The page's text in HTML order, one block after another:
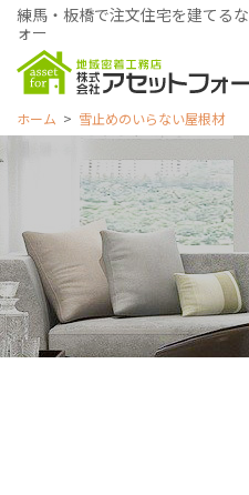
練馬・板橋で注文住宅を建てる
ォー
ホーム 雪止めのいらない屋根材